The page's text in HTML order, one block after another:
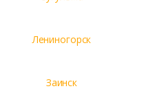
Лениногорск
Заинск